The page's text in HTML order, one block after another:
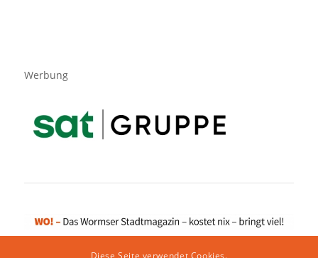
Werbung
Diese Seite verwendet Cookies.